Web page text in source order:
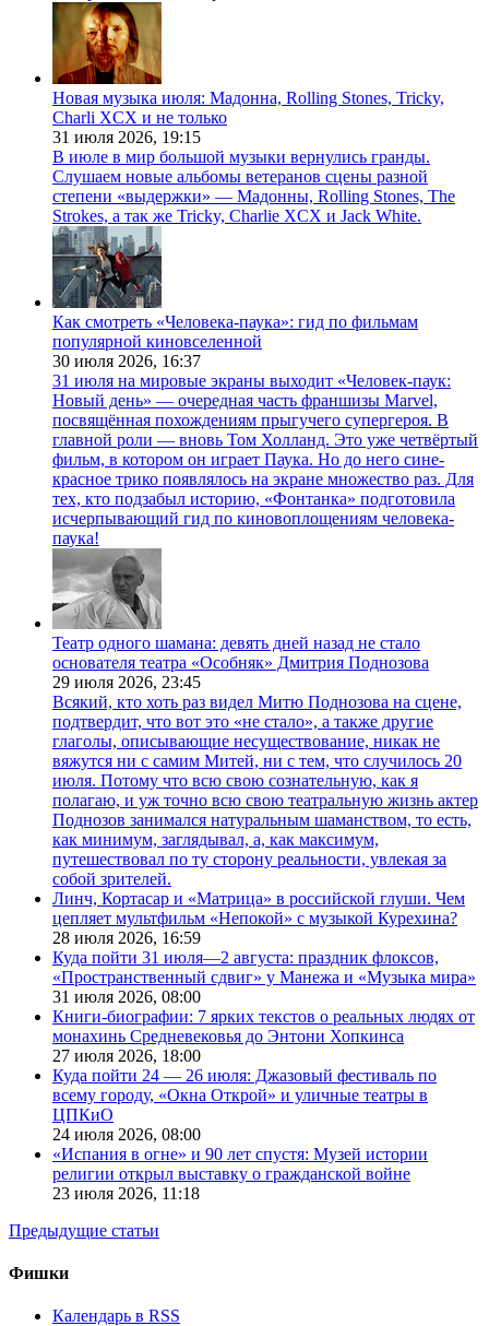
Новая музыка июля: Мадонна, Rolling Stones, Tricky,
Charli XCX и не только
31 июля 2026, 19:15
В июле в мир большой музыки вернулись гранды.
Слушаем новые альбомы ветеранов сцены разной
степени «выдержки» — Мадонны, Rolling Stones, The
Strokes, а так же Tricky, Charlie XCX и Jack White.
Как смотреть «Человека-паука»: гид по фильмам
популярной киновселенной
30 июля 2026, 16:37
31 июля на мировые экраны выходит «Человек-паук:
Новый день» — очередная часть франшизы Marvel,
посвящённая похождениям прыгучего супергероя. В
главной роли — вновь Том Холланд. Это уже четвёртый
фильм, в котором он играет Паука. Но до него сине-
красное трико появлялось на экране множество раз. Для
тех, кто подзабыл историю, «Фонтанка» подготовила
исчерпывающий гид по киновоплощениям человека-
паука!
Театр одного шамана: девять дней назад не стало
основателя театра «Особняк» Дмитрия Поднозова
29 июля 2026, 23:45
Всякий, кто хоть раз видел Митю Поднозова на сцене,
подтвердит, что вот это «не стало», а также другие
глаголы, описывающие несуществование, никак не
вяжутся ни с самим Митей, ни с тем, что случилось 20
июля. Потому что всю свою сознательную, как я
полагаю, и уж точно всю свою театральную жизнь актер
Поднозов занимался натуральным шаманством, то есть,
как минимум, заглядывал, а, как максимум,
путешествовал по ту сторону реальности, увлекая за
собой зрителей.
Линч, Кортасар и «Матрица» в российской глуши. Чем
цепляет мультфильм «Непокой» с музыкой Курехина?
28 июля 2026, 16:59
Куда пойти 31 июля—2 августа: праздник флоксов,
«Пространственный сдвиг» у Манежа и «Музыка мира»
31 июля 2026, 08:00
Книги-биографии: 7 ярких текстов о реальных людях от
монахинь Средневековья до Энтони Хопкинса
27 июля 2026, 18:00
Куда пойти 24 — 26 июля: Джазовый фестиваль по
всему городу, «Окна Открой» и уличные театры в
ЦПКиО
24 июля 2026, 08:00
«Испания в огне» и 90 лет спустя: Музей истории
религии открыл выставку о гражданской войне
23 июля 2026, 11:18
Предыдущие статьи
Фишки
Календарь в RSS